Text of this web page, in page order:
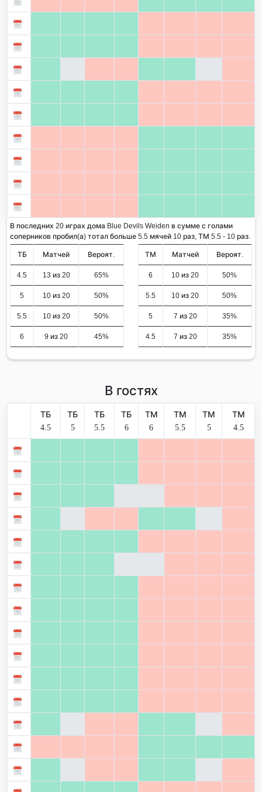
В последних 20 играх дома Blue Devils Weiden в сумме с голами
соперников пробил(а) тотал больше 5.5 мячей 10 раз, ТМ 5.5 - 10 раз.
ТБ Матчей Вероят.
4.5 13 из 20 65%
5 10 из 20 50%
5.5 10 из 20 50%
6 9 из 20 45%
ТМ Матчей Вероят.
6 10 из 20 50%
5.5 10 из 20 50%
5 7 из 20 35%
4.5 7 из 20 35%
В гостях
ТБ
4.5
ТБ
5
ТБ
5.5
ТБ
6
ТМ
6
ТМ
5.5
ТМ
5
ТМ
4.5